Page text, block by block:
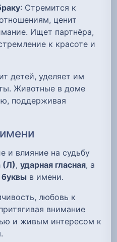
: Стремится к
ценит
Ищет партнёра,
к красоте и
детей, уделяет им
Животные в доме
поддерживая
и влияние на судьбу
(Л), ударная гласная, а
в имени.
любовь к
внимание
и живым интересом к